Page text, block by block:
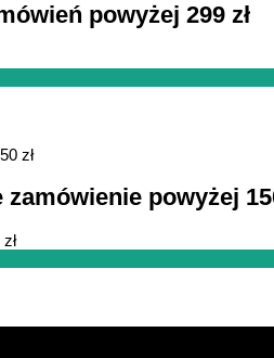
powyżej 299 zł
powyżej